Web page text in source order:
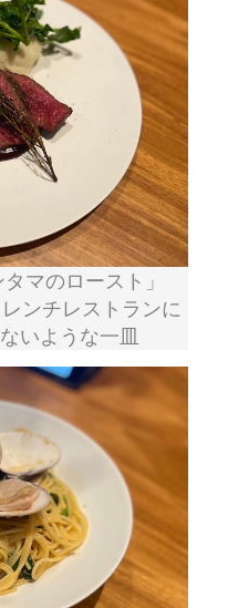
マのロースト」
ンチレストランに
いような一皿